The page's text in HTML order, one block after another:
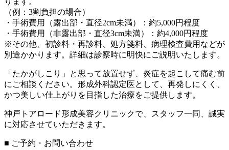
（例：3割負担の場合）
・手術費用（露出部・直径2cm未満）：約5,000円程度
・手術費用（非露出部・直径3cm未満）：約4,000円程度
※その他、初診料・再診料、処方箋料、病理検査費用などが
別途かかります。詳細は診察時に明快にご説明いたします。
「たかがしこり」と思って放置せず、炎症を起こして痛む前
にご相談ください。形成外科認定医として、再発しにくく、
かつ美しい仕上がりを目指した治療をご提供します。
神戸トアロード形成美容クリニックで、スタッフ一同、誠実
に対応させていただきます。
■ ご予約・お問い合わせ